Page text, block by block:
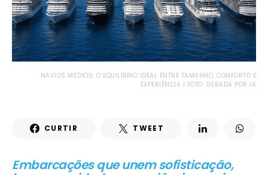
NAVIOS MÉDIOS: O EQUILÍBRIO IDEAL ENTRE TAMANHO, CONFORTO E
EXPERIÊNCIA | FOTO: GERADA POR IA
CURTIR TWEET
Embarcações que unem sofisticação,